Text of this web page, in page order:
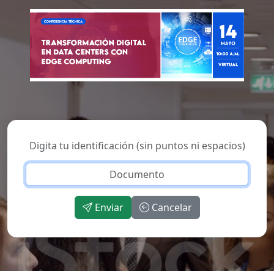
Digita tu identificación (sin puntos ni espacios)
Enviar Cancelar